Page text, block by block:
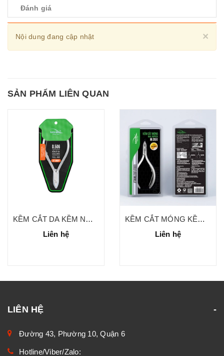
Đánh giá
×
Nội dung đang cập nhật
SẢN PHẨM LIÊN QUAN
KỀM CẮT DA KỀM NGHĨA D.506
Liên hệ
KỀM CẮT MÓNG KỀM NGHĨA M.05X
Liên hệ
LIÊN HỆ
Đường 43, Phường 10, Quận 6
Hotline/Viber/Zalo: